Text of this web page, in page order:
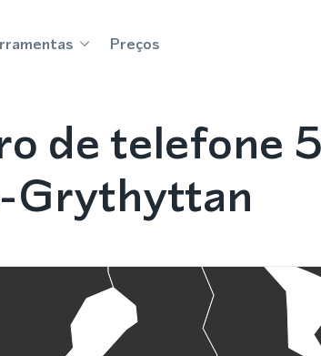
Preços
de telefone
Grythyttan